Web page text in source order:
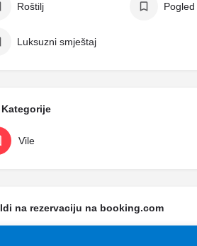
Roštilj Pogled
Luksuzni smještaj
Kategorije
Vile
Idi na rezervaciju na booking.com